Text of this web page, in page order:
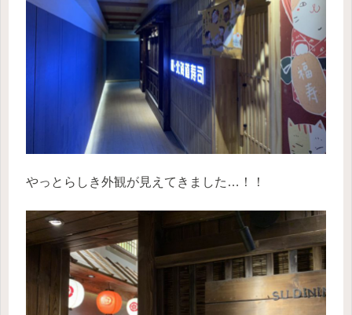
やっとらしき外観が見えてきました…！！